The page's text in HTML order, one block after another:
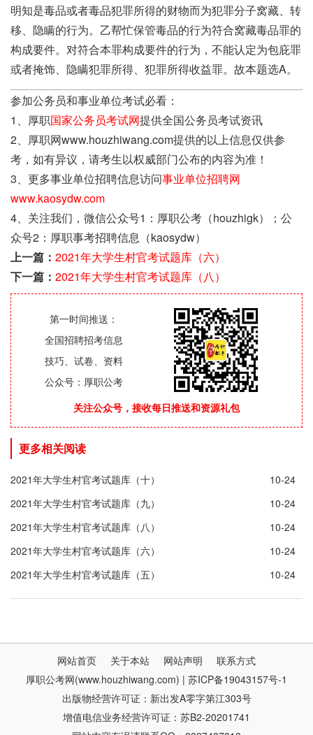
明知是毒品或者毒品犯罪所得的财物而为犯罪分子窝藏、转
移、隐瞒的行为。乙帮忙保管毒品的行为符合窝藏毒品罪的
构成要件。对符合本罪构成要件的行为，不能认定为包庇罪
或者掩饰、隐瞒犯罪所得、犯罪所得收益罪。故本题选A。
参加公务员和事业单位考试必看：
1、厚职国家公务员考试网提供全国公务员考试资讯
2、厚职网www.houzhiwang.com提供的以上信息仅供参
考，如有异议，请考生以权威部门公布的内容为准！
3、更多事业单位招聘信息访问事业单位招聘网
www.kaosydw.com
4、关注我们，微信公众号1：厚职公考（houzhigk）；公
众号2：厚职事考招聘信息（kaosydw）
上一篇： 2021年大学生村官考试题库（六）
下一篇： 2021年大学生村官考试题库（八）
第一时间推送：
全国招聘招考信息
技巧、试卷、资料
公众号：厚职公考
关注公众号，接收每日推送和资源礼包
更多相关阅读
2021年大学生村官考试题库（十）
10-24
2021年大学生村官考试题库（九）
10-24
2021年大学生村官考试题库（八）
10-24
2021年大学生村官考试题库（六）
10-24
2021年大学生村官考试题库（五）
10-24
网站首页 关于本站 网站声明
联系方式
厚职公考网(www.houzhiwang.com) | 苏ICP备19043157号-1
出版物经营许可证：新出发A零字第江303号
增值电信业务经营许可证：苏B2-20201741